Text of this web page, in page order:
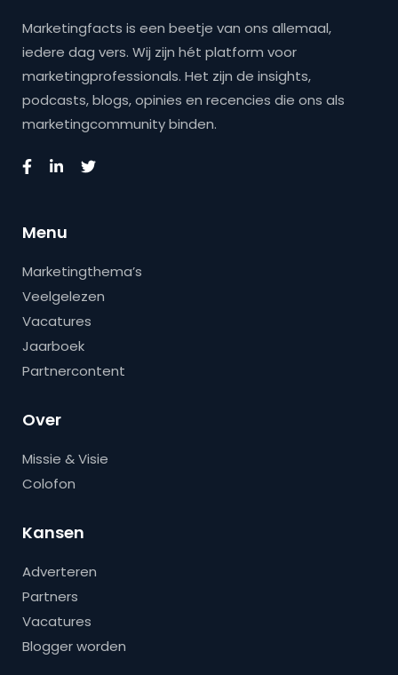
Marketingfacts is een beetje van ons allemaal,
iedere dag vers. Wij zijn hét platform voor
marketingprofessionals. Het zijn de insights,
podcasts, blogs, opinies en recencies die ons als
marketingcommunity binden.
Menu
Marketingthema’s
Veelgelezen
Vacatures
Jaarboek
Partnercontent
Over
Missie & Visie
Colofon
Kansen
Adverteren
Partners
Vacatures
Blogger worden